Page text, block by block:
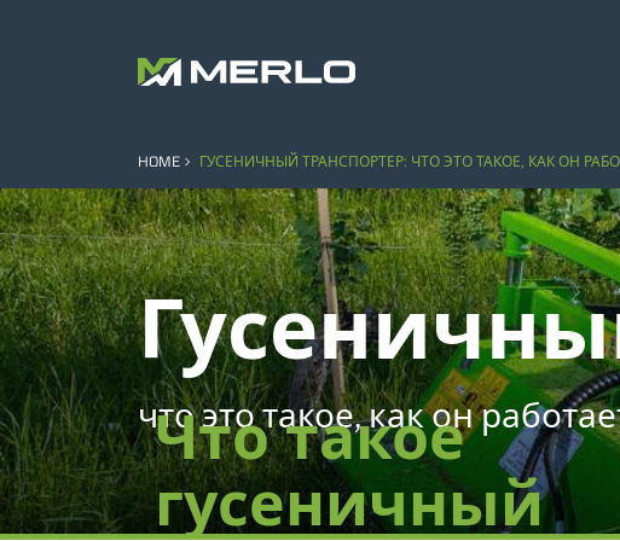
HOME ГУСЕНИЧНЫЙ ТРАНСПОРТЕР: ЧТО ЭТО ТАКОЕ, КАК ОН
что это такое, как он
Что такое
гусеничный